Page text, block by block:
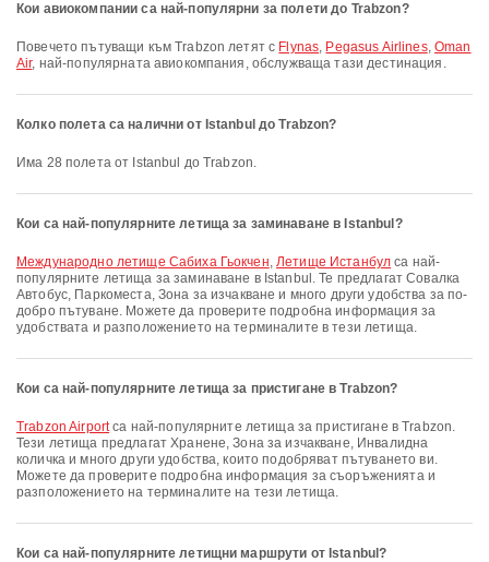
Кои авиокомпании са най-популярни за полети до Trabzon?
Повечето пътуващи към Trabzon летят с Flynas, Pegasus Airlines, Oman
Air, най-популярната авиокомпания, обслужваща тази дестинация.
Колко полета са налични от Istanbul до Trabzon?
Има 28 полета от Istanbul до Trabzon.
Кои са най-популярните летища за заминаване в Istanbul?
Международно летище Сабиха Гьокчен,Летище Истанбул са най-
популярните летища за заминаване в Istanbul. Те предлагат Совалка
Автобус, Паркоместа, Зона за изчакване и много други удобства за по-
добро пътуване. Можете да проверите подробна информация за
удобствата и разположението на терминалите в тези летища.
Кои са най-популярните летища за пристигане в Trabzon?
Trabzon Airportса най-популярните летища за пристигане в Trabzon.
Тези летища предлагат Хранене, Зона за изчакване, Инвалидна
количка и много други удобства, които подобряват пътуването ви.
Можете да проверите подробна информация за съоръженията и
разположението на терминалите на тези летища.
Кои са най-популярните летищни маршрути от Istanbul?